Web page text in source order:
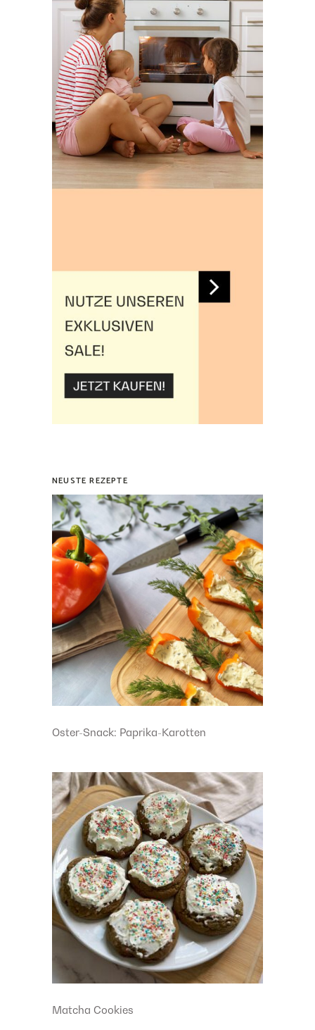
NEUSTE REZEPTE
Oster-Snack: Paprika-Karotten
Matcha Cookies